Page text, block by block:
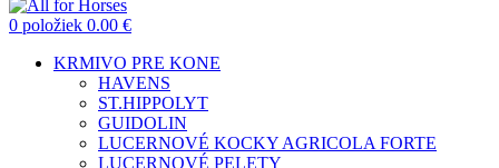
0 položiek 0.00 €
KRMIVO PRE KONE
HAVENS
ST.HIPPOLYT
GUIDOLIN
LUCERNOVÉ KOCKY AGRICOLA FORTE
LUCERNOVÉ PELETY